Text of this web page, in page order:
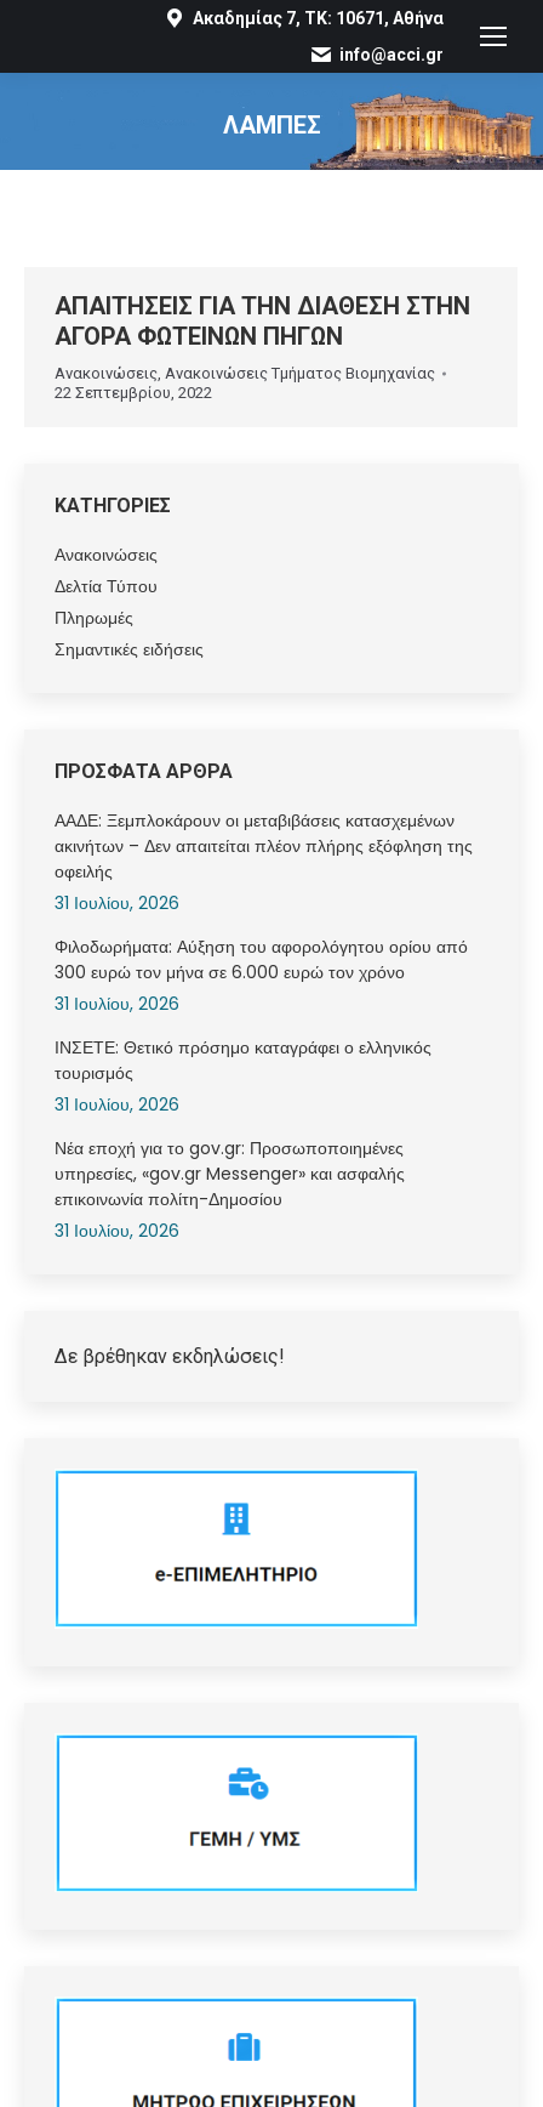
Ακαδημίας 7, ΤΚ: 10671, Αθήνα
info@acci.gr
ΛΑΜΠΕΣ
You are here:
ΑΠΑΙΤΗΣΕΙΣ ΓΙΑ ΤΗΝ ΔΙΑΘΕΣΗ ΣΤΗΝ
ΑΓΟΡΑ ΦΩΤΕΙΝΩΝ ΠΗΓΩΝ
Ανακοινώσεις, Ανακοινώσεις Τμήματος Βιομηχανίας
22 Σεπτεμβρίου, 2022
ΚΑΤΗΓΟΡΙΕΣ
Ανακοινώσεις
Δελτία Τύπου
Πληρωμές
Σημαντικές ειδήσεις
ΠΡΟΣΦΑΤΑ ΑΡΘΡΑ
ΑΑΔΕ: Ξεμπλοκάρουν οι μεταβιβάσεις κατασχεμένων
ακινήτων – Δεν απαιτείται πλέον πλήρης εξόφληση της
οφειλής
31 Ιουλίου, 2026
Φιλοδωρήματα: Αύξηση του αφορολόγητου ορίου από
300 ευρώ τον μήνα σε 6.000 ευρώ τον χρόνο
31 Ιουλίου, 2026
ΙΝΣΕΤΕ: Θετικό πρόσημο καταγράφει ο ελληνικός
τουρισμός
31 Ιουλίου, 2026
Νέα εποχή για το gov.gr: Προσωποποιημένες
υπηρεσίες, «gov.gr Messenger» και ασφαλής
επικοινωνία πολίτη-Δημοσίου
31 Ιουλίου, 2026
Δε βρέθηκαν εκδηλώσεις!